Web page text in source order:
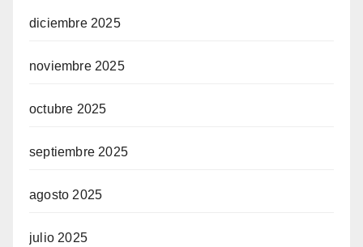
diciembre 2025
noviembre 2025
octubre 2025
septiembre 2025
agosto 2025
julio 2025